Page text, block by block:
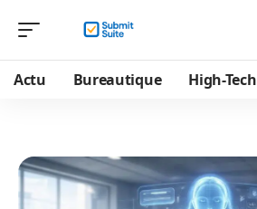
Actu Bureautique High-Tech